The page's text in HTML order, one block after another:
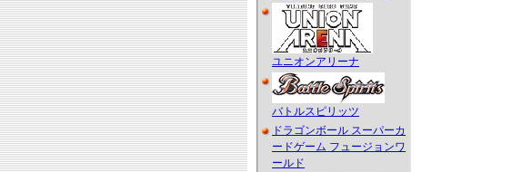
ユニオンアリーナ
バトルスピリッツ
ドラゴンボール スーパーカ
ードゲーム フュージョンワ
ールド